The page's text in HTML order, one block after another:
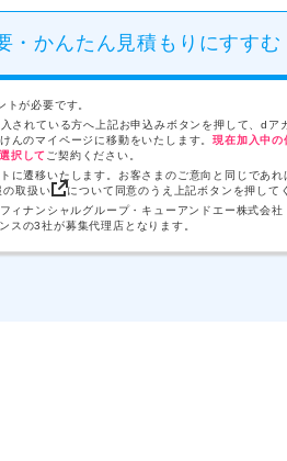
・かんたん見積もりにすすむ
が必要です。
されている方へ上記お申込みボタンを押して、dア
んのマイページに移動をいたします。現在加入中の
択して ご契約ください。
に遷移いたします。お客さまのご意向と同じであれ
の取扱い
について同意のうえ上記ボタンを押して
ィナンシャルグループ・キューアンドエー株式会社
スの3社が募集代理店となります。